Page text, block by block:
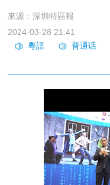
來源：深圳特區報
2024-03-28 21:41